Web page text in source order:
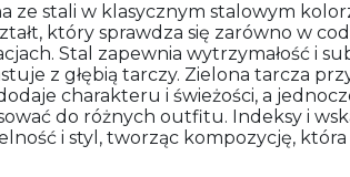
ze stali w klasycznym stalowym
który sprawdza się zarówno w
Stal zapewnia wytrzymałość i
z głębią tarczy. Zielona tarcza
charakteru i świeżości, a
do różnych outfitu. Indeksy i
i styl, tworząc kompozycję,